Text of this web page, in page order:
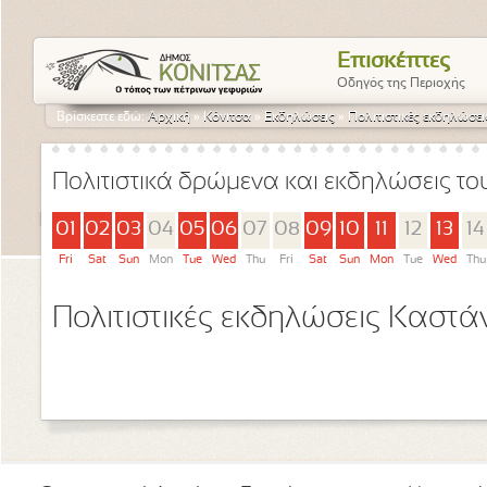
Επισκέπτες
Οδηγός της Περιοχής
Βρίσκεστε εδώ:Αρχική » Κόνιτσα » Εκδηλώσεις » Πολιτιστικές
Πολιτιστικά δρώμενα και εκδηλώσεις
01
Fri
02
Sat
03
Sun
04
Mon
05
Tue
06
Wed
07
Thu
08
Fri
09
Sat
10
Sun Mon
12
Tue
13
Wed
14
Thu
Πολιτιστικές εκδηλώσεις